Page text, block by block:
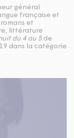
général
française et
et
littérature
du 4 au 5 de
dans la catégorie